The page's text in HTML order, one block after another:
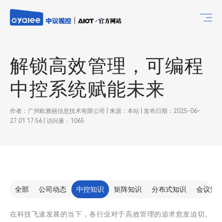
解锁高效管理，可编程
中控系统赋能未来​
作者：广州欧雅丽信息技术有限公司 | 来源：本站 | 发布日期：2025-06-
27 01:17:56 | 访问量：1065
全部 公司动态 中控知识 矩阵知识 分布式知识 会议知
在科技飞速发展的当下，各行业对于高效管理的追求愈发迫切。